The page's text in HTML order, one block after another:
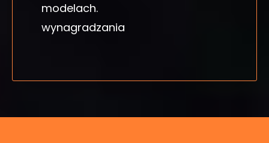
modelach.
wynagradzania